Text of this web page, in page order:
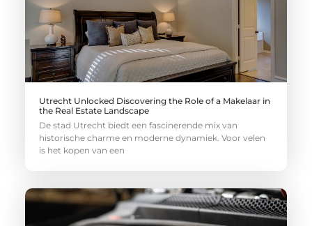
Utrecht Unlocked Discovering the Role of a Makelaar in
the Real Estate Landscape
De stad Utrecht biedt een fascinerende mix van
historische charme en moderne dynamiek. Voor velen
is het kopen van een